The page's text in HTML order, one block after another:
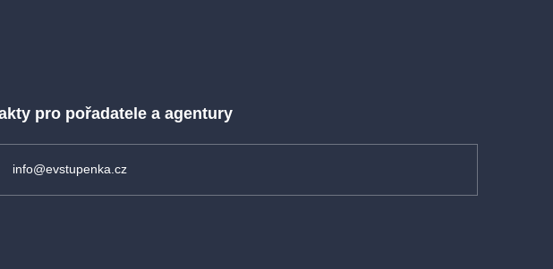
pro pořadatele a agentury
info@evstupenka.cz